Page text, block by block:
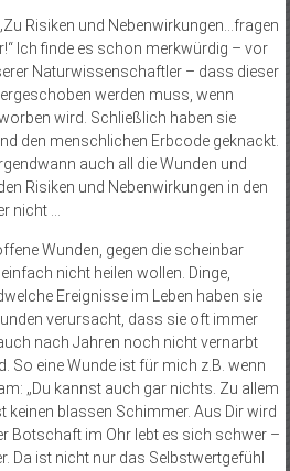
Risiken und Nebenwirkungen…fragen
Ich finde es schon merkwürdig – vor
Naturwissenschaftler – dass dieser
werden muss, wenn
wird. Schließlich haben sie
den menschlichen Erbcode geknackt.
auch all die Wunden und
Risiken und Nebenwirkungen in den
nicht …
Wunden, gegen die scheinbar
nicht heilen wollen. Dinge,
Ereignisse im Leben haben sie
verursacht, dass sie oft immer
nach Jahren noch nicht vernarbt
So eine Wunde ist für mich z.B. wenn
„Du kannst auch gar nichts. Zu allem
keinen blassen Schimmer. Aus Dir wird
Botschaft im Ohr lebt es sich schwer –
Da ist nicht nur das Selbstwertgefühl